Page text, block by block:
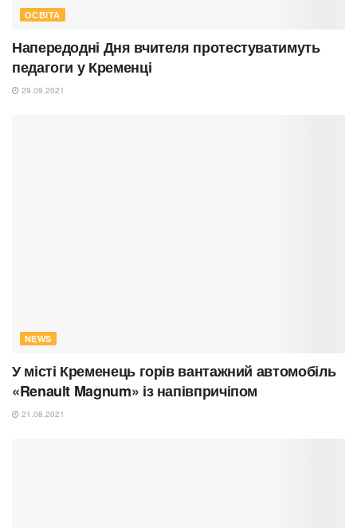
ОСВІТА
Напередодні Дня вчителя протестуватимуть
педагоги у Кременці
29.09.2021
NEWS
У місті Кременець горів вантажний автомобіль
«Renault Magnum» із напівпричіпом
21.08.2021